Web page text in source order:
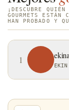
¡DESCUBRE
GOURMETS ESTÁN
HAN PROBADO Y
1